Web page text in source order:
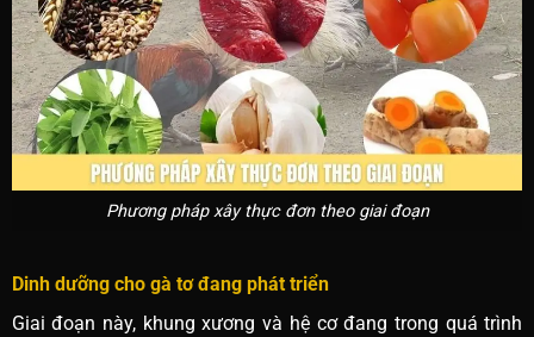
Phương pháp xây thực đơn theo giai đoạn
Dinh dưỡng cho gà tơ đang phát triển
Giai đoạn này, khung xương và hệ cơ đang trong quá trình